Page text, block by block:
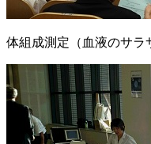
体組成測定（血液のサラ